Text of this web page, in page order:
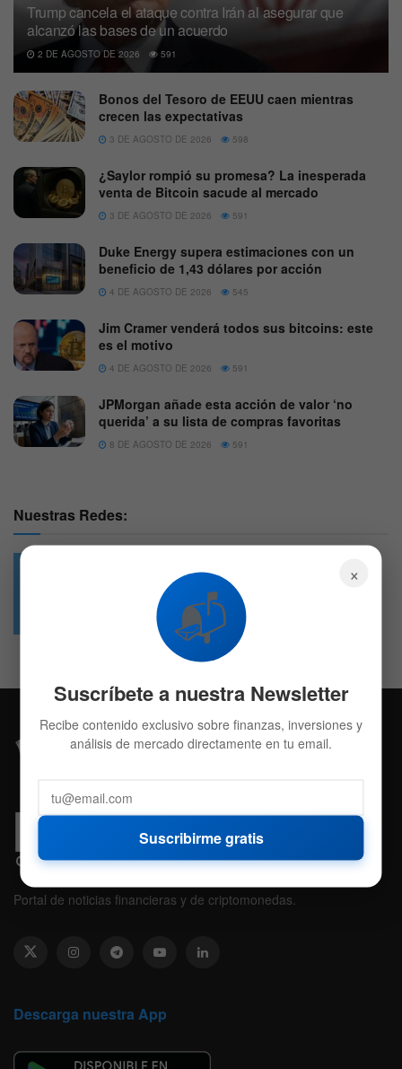
Trump cancela el ataque contra Irán al asegurar que
alcanzó las bases de un acuerdo
2 DE AGOSTO DE 2026 591
Bonos del Tesoro de EEUU caen mientras
crecen las expectativas
3 DE AGOSTO DE 2026 598
¿Saylor rompió su promesa? La inesperada
venta de Bitcoin sacude al mercado
3 DE AGOSTO DE 2026 591
Duke Energy supera estimaciones con un
beneficio de 1,43 dólares por acción
4 DE AGOSTO DE 2026 545
Jim Cramer venderá todos sus bitcoins: este
es el motivo
4 DE AGOSTO DE 2026 591
JPMorgan añade esta acción de valor ‘no
querida’ a su lista de compras favoritas
8 DE AGOSTO DE 2026 591
Nuestras Redes:
4.7k
Followers
Portal de noticias financieras y de criptomonedas.
Descarga nuestra App
×
📬
Suscríbete a nuestra Newsletter
Recibe contenido exclusivo sobre finanzas, inversiones y
análisis de mercado directamente en tu email.
Suscribirme gratis